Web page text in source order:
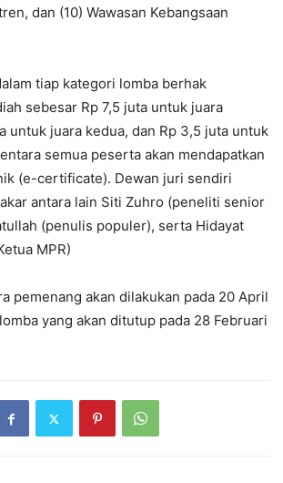
dan (10) Wawasan Kebangsaan
tiap kategori lomba berhak
sebesar Rp 7,5 juta untuk juara
untuk juara kedua, dan Rp 3,5 juta untuk
semua peserta akan mendapatkan
(e-certificate). Dewan juri sendiri
antara lain Siti Zuhro (peneliti senior
(penulis populer), serta Hidayat
MPR)
pemenang akan dilakukan pada 20 April
yang akan ditutup pada 28 Februari